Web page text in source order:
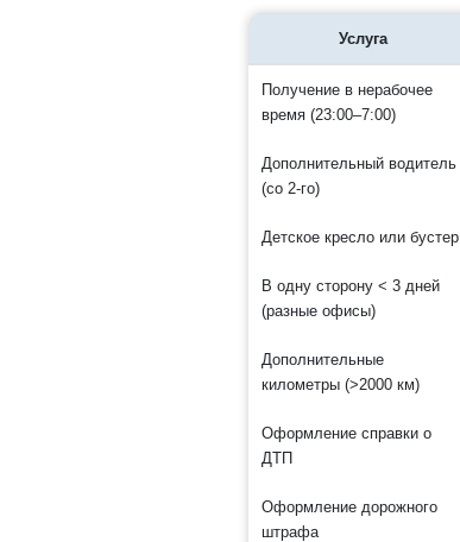
Услуга
Получение в нерабочее
время (23:00–7:00)
Дополнительный водитель
(со 2-го)
Детское кресло или бустер
В одну сторону < 3 дней
(разные офисы)
Дополнительные
километры (>2000 км)
Оформление справки о
ДТП
Оформление дорожного
штрафа